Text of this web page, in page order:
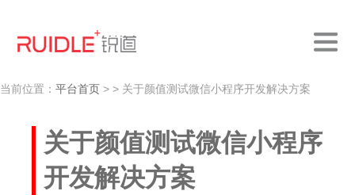
当前位置： 平台首页 > > 关于颜值测试微信小程序开发解决方案
关于颜值测试微信小程序
开发解决方案